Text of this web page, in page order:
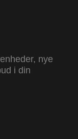
nye
i din